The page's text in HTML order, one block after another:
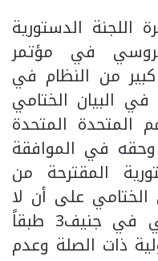
اللجنة الدستورية
في مؤتمر
كبير من النظام في
ورد في البيان الختامي
المتحدة المتحدة
في الموافقة
المقترحة من
الختامي على أن لا
تكون بديلاً للحل السياسي في جنيف3 طبقاً
الدولية ذات الصلة وعدم